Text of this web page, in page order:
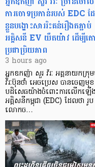
ការចោទប្រកាន់របស់ EDC ដ
ខ្លួនបង្ហោះសាររិះគន់រឿងតភ្ជាប់
អគ្គិសនី EV យឺតយ៉ាវ ដើម្បីត
ប្រជាប្រិយភាព
3 hours ago
អ្នកឧកញ៉ា សួរ វីរៈ អគ្គនាយកក្
វិរៈប៊ុនថាំ អេចប្រេស បានចេញមុខ
បដិសេធយ៉ាងចំពោះការលើកឡើ
អគ្គិសនីកម្ពុជា (EDC) ដែលថា រូប
លោកច…